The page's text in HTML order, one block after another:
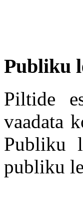
Publiku
Piltide
vaadata
Publiku
publiku